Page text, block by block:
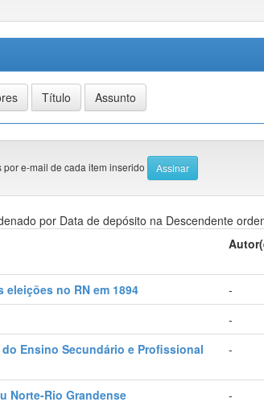
e-mail de cada item inserido
por Data de depósito na Descendente
no RN em 1894
-
-
Ensino Secundário e Profissional
-
Norte-Rio Grandense -